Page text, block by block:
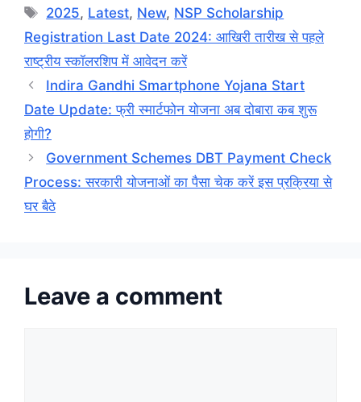
Tags
2025, Latest, New, NSP Scholarship
Registration Last Date 2024: आखिरी तारीख से पहले
राष्ट्रीय स्कॉलरशिप में आवेदन करें
Indira Gandhi Smartphone Yojana Start
Date Update: फ्री स्मार्टफोन योजना अब दोबारा कब शुरू
होगी?
Government Schemes DBT Payment Check
Process: सरकारी योजनाओं का पैसा चेक करें इस प्रक्रिया से
घर बैठे
Leave a comment